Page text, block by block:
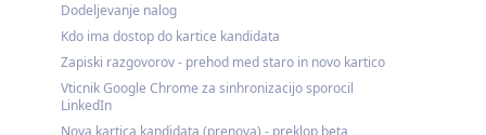
Dodeljevanje nalog
Kdo ima dostop do kartice kandidata
Zapiski razgovorov - prehod med staro in novo kartico
Vticnik Google Chrome za sinhronizacijo sporocil
LinkedIn
Nova kartica kandidata (prenova) - preklop beta